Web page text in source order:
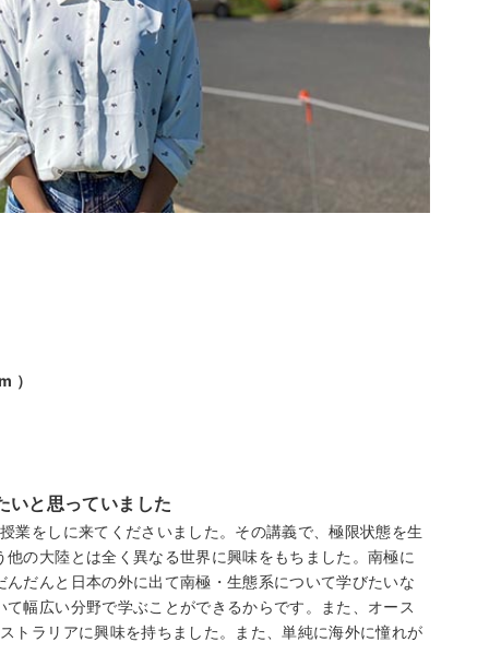
）
いと思っていました
業をしに来てくださいました。その講義で、極限状態を生
の大陸とは全く異なる世界に興味をもちました。南極に
だんと日本の外に出て南極・生態系について学びたいな
幅広い分野で学ぶことができるからです。また、オース
トラリアに興味を持ちました。また、単純に海外に憧れが